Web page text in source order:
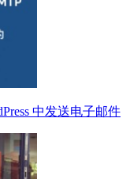
中发送电子邮件